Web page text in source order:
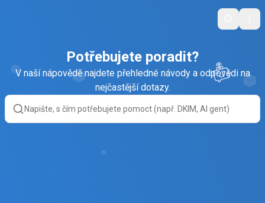
Search
Potřebujete poradit?
V naší nápovědě najdete přehledné návody a odpovědi na
nejčastější dotazy.